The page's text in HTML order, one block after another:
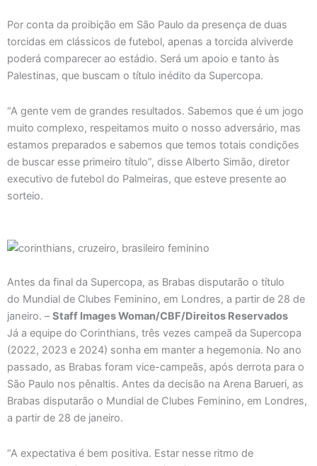
Por conta da proibição em São Paulo da presença de duas
torcidas em clássicos de futebol, apenas a torcida alviverde
poderá comparecer ao estádio. Será um apoio e tanto às
Palestinas, que buscam o título inédito da Supercopa.
“A gente vem de grandes resultados. Sabemos que é um jogo
muito complexo, respeitamos muito o nosso adversário, mas
estamos preparados e sabemos que temos totais condições
de buscar esse primeiro título”, disse Alberto Simão, diretor
executivo de futebol do Palmeiras, que esteve presente ao
sorteio.
Antes da final da Supercopa, as Brabas disputarão o título
do Mundial de Clubes Feminino, em Londres, a partir de 28 de
janeiro. –Staff Images Woman/CBF/Direitos Reservados
Já a equipe do Corinthians, três vezes campeã da Supercopa
(2022, 2023 e 2024) sonha em manter a hegemonia. No ano
passado, as Brabas foram vice-campeãs, após derrota para o
São Paulo nos pênaltis. Antes da decisão na Arena Barueri, as
Brabas disputarão o Mundial de Clubes Feminino, em Londres,
a partir de 28 de janeiro.
“A expectativa é bem positiva. Estar nesse ritmo de